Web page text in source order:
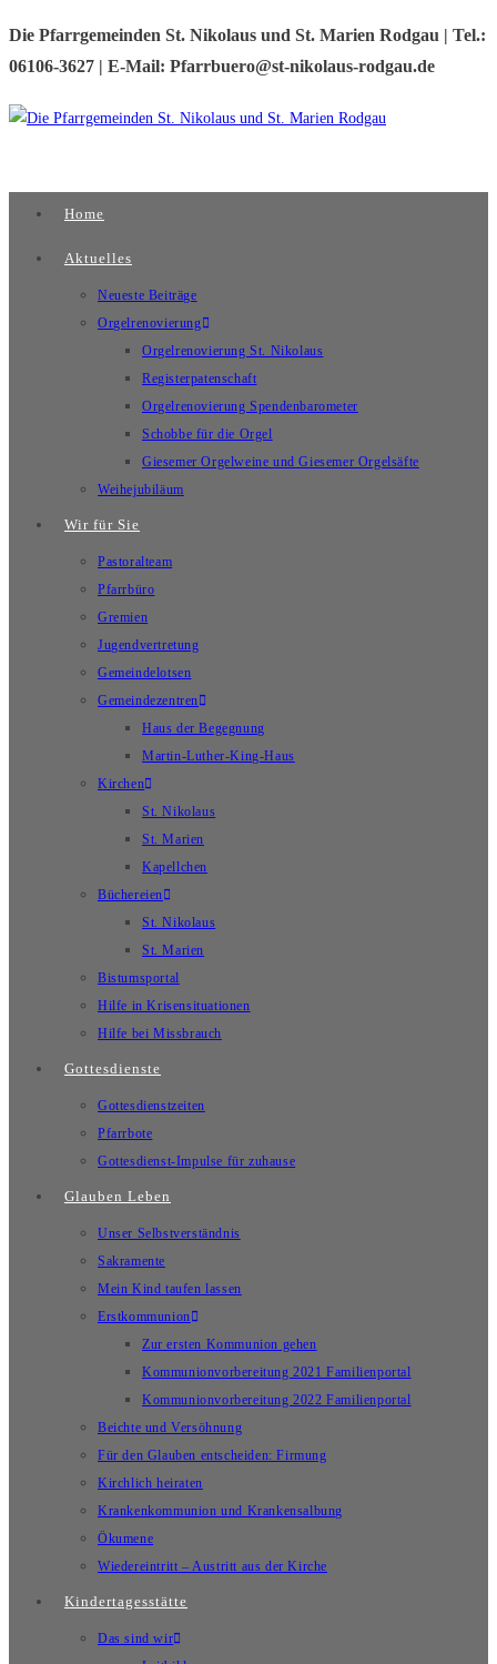
springen
Die Pfarrgemeinden St. Nikolaus und St. Marien Rodgau | Tel.:
06106-3627 | E-Mail: Pfarrbuero@st-nikolaus-rodgau.de
Home
Aktuelles
Neueste Beiträge
Orgelrenovierung
Orgelrenovierung St. Nikolaus
Registerpatenschaft
Orgelrenovierung Spendenbarometer
Schobbe für die Orgel
Giesemer Orgelweine und Giesemer Orgelsäfte
Weihejubiläum
Wir für Sie
Pastoralteam
Pfarrbüro
Gremien
Jugendvertretung
Gemeindelotsen
Gemeindezentren
Haus der Begegnung
Martin-Luther-King-Haus
Kirchen
St. Nikolaus
St. Marien
Kapellchen
Büchereien
St. Nikolaus
St. Marien
Bistumsportal
Hilfe in Krisensituationen
Hilfe bei Missbrauch
Gottesdienste
Gottesdienstzeiten
Pfarrbote
Gottesdienst-Impulse für zuhause
Glauben Leben
Unser Selbstverständnis
Sakramente
Mein Kind taufen lassen
Erstkommunion
Zur ersten Kommunion gehen
Kommunionvorbereitung 2021 Familienportal
Kommunionvorbereitung 2022 Familienportal
Beichte und Versöhnung
Für den Glauben entscheiden: Firmung
Kirchlich heiraten
Krankenkommunion und Krankensalbung
Ökumene
Wiedereintritt – Austritt aus der Kirche
Kindertagesstätte
Das sind wir